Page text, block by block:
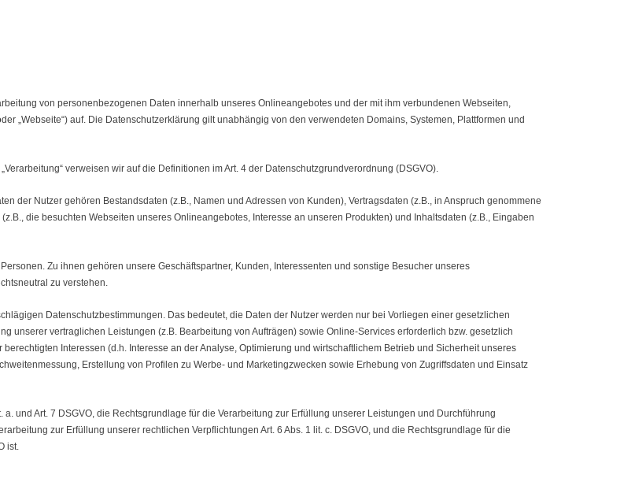
von personenbezogenen Daten innerhalb unseres Onlineangebotes und der mit ihm verbundenen Webseiten,
„Webseite“) auf. Die Datenschutzerklärung gilt unabhängig von den verwendeten Domains, Systemen, Plattformen und
verweisen wir auf die Definitionen im Art. 4 der Datenschutzgrundverordnung (DSGVO).
der Nutzer gehören Bestandsdaten (z.B., Namen und Adressen von Kunden), Vertragsdaten (z.B., in Anspruch genommene
die besuchten Webseiten unseres Onlineangebotes, Interesse an unseren Produkten) und Inhaltsdaten (z.B., Eingaben
Zu ihnen gehören unsere Geschäftspartner, Kunden, Interessenten und sonstige Besucher unseres
zu verstehen.
Datenschutzbestimmungen. Das bedeutet, die Daten der Nutzer werden nur bei Vorliegen einer gesetzlichen
unserer vertraglichen Leistungen (z.B. Bearbeitung von Aufträgen) sowie Online-Services erforderlich bzw. gesetzlich
Interessen (d.h. Interesse an der Analyse, Optimierung und wirtschaftlichem Betrieb und Sicherheit unseres
Erstellung von Profilen zu Werbe- und Marketingzwecken sowie Erhebung von Zugriffsdaten und Einsatz
und Art. 7 DSGVO, die Rechtsgrundlage für die Verarbeitung zur Erfüllung unserer Leistungen und Durchführung
zur Erfüllung unserer rechtlichen Verpflichtungen Art. 6 Abs. 1 lit. c. DSGVO, und die Rechtsgrundlage für die
ist.